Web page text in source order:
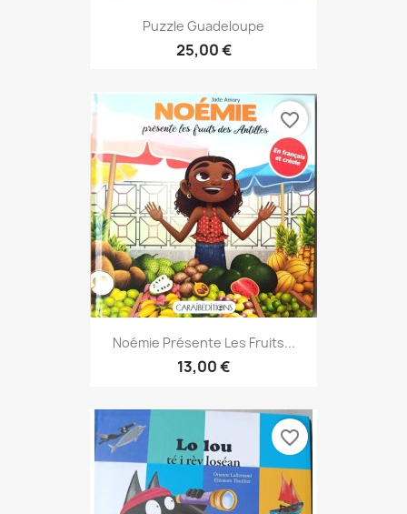
Puzzle Guadeloupe
25,00 €
Noémie Présente Les Fruits...
13,00 €
favorite_border
favorite_border